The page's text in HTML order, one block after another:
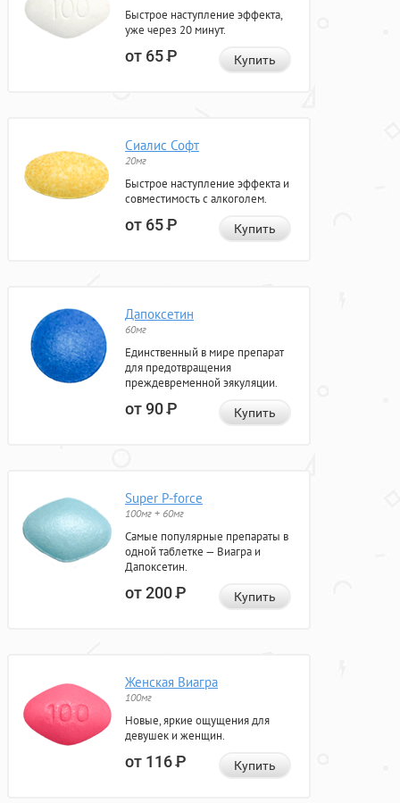
Быстрое наступление эффекта,
уже через 20 минут.
от 65Р Купить
Сиалис Софт
20мг
Быстрое наступление эффекта и
совместимость с алкоголем.
от 65Р Купить
Дапоксетин
60мг
Единственный в мире препарат
для предотвращения
преждевременной эякуляции.
от 90Р Купить
Super P-force
100мг + 60мг
Самые популярные препараты в
одной таблетке — Виагра и
Дапоксетин.
от 200Р Купить
Женская Виагра
100мг
Новые, яркие ощущения для
девушек и женщин.
от 116Р Купить